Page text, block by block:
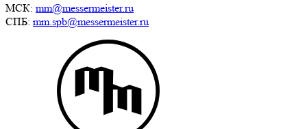
МСК: mm@messermeister.ru
СПБ: mm.spb@messermeister.ru